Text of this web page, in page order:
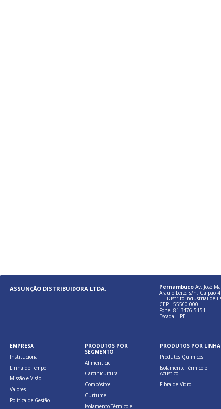
ASSUNÇÃO DISTRIBUIDORA LTDA. Pernambuco Av. José
Araujo Leite, s/n, Galpão 4
E - Distrito Industrial de
CEP - 55500-000
Fone: 81 3476-5151
Escada – PE
EMPRESA
Institucional
Linha do Tempo
Missão e Visão
Valores
Politica de Gestão
PRODUTOS POR
SEGMENTO
Alimentício
Carcinicultura
Compósitos
Curtume
Isolamento Térmico e
PRODUTOS POR LINHA
Produtos Químicos
Isolamento Térmico e
Acústico
Fibra de Vidro